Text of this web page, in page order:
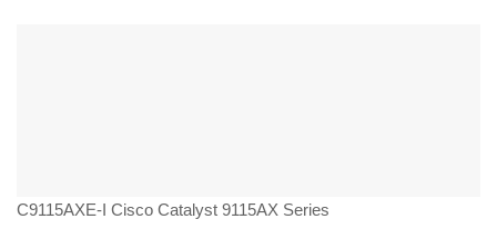
C9115AXE-I Cisco Catalyst 9115AX Series